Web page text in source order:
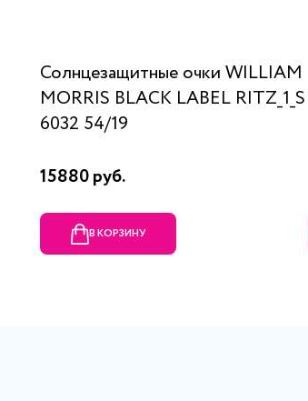
Солнцезащитные очки WILLIAM
MORRIS BLACK LABEL RITZ_1_S
6032 54/19
15880 руб.
В КОРЗИНУ